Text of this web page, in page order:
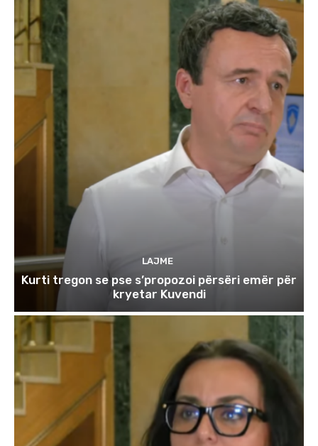
LAJME
Kurti tregon se pse s’propozoi përsëri emër për
kryetar Kuvendi